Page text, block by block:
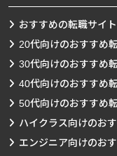
おすすめの転職サイ
20代向けのおすすめ
30代向けのおすすめ
40代向けのおすすめ
50代向けのおすすめ
ハイクラス向けのお
エンジニア向けのお